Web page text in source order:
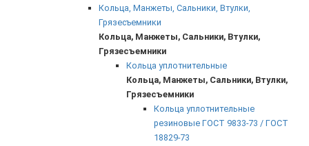
Кольца, Манжеты, Сальники, Втулки,
Грязесъемники
Кольца, Манжеты, Сальники, Втулки,
Грязесъемники
Кольца уплотнительные
Кольца, Манжеты, Сальники, Втулки,
Грязесъемники
Кольца уплотнительные
резиновые ГОСТ 9833-73 / ГОСТ
18829-73